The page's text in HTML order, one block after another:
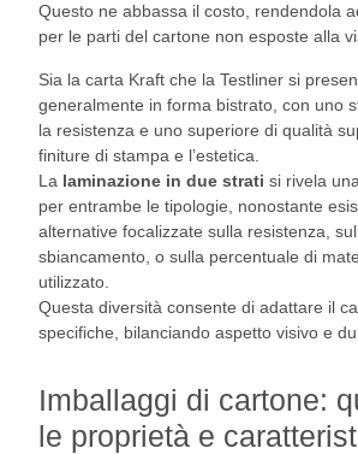
Questo ne abbassa il costo, rendendola
per le parti del cartone non esposte alla
Sia la carta Kraft che la Testliner si
generalmente in forma bistrato, con uno
la resistenza e uno superiore di qualità
finiture di stampa e l’estetica.
La laminazione in due strati si rivela
per entrambe le tipologie, nonostante
alternative focalizzate sulla resistenza,
sbiancamento, o sulla percentuale di
utilizzato.
Questa diversità consente di adattare il
specifiche, bilanciando aspetto visivo e
Imballaggi di cartone:
le proprietà e